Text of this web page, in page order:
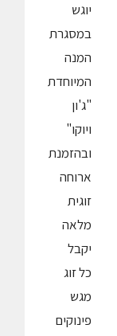
יוגש
במסגרת
המנה
המיוחדת
"ג'ון
ויוקו"
ובהזמנת
ארוחה
זוגית
מלאה
יקבל
כל זוג
מגש
פינוקים